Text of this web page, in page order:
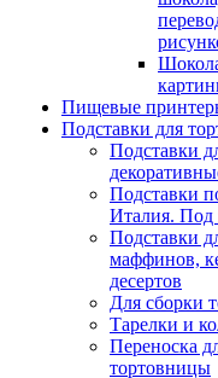
Пищевые
Подставки для
Подставки
Подставки
Италия. Под
Подставки
маффинов,
десертов
Для сборки
Тарелки и
Переноска
тортовницы